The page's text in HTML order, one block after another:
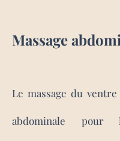
Massage
Le massage du ventre
abdominale pour